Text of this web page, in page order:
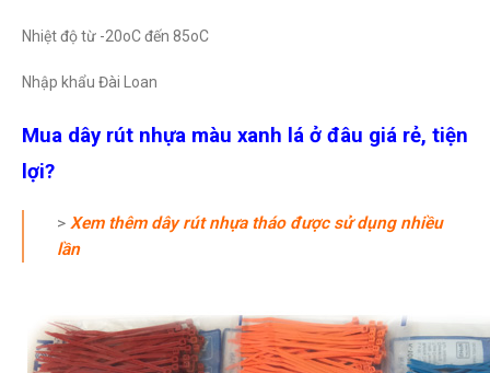
Nhiệt độ từ -20oC đến 85oC
Nhập khẩu Đài Loan
Mua dây rút nhựa màu xanh lá ở đâu giá rẻ, tiện
lợi?
> Xem thêm dây rút nhựa tháo được sử dụng nhiều
lần